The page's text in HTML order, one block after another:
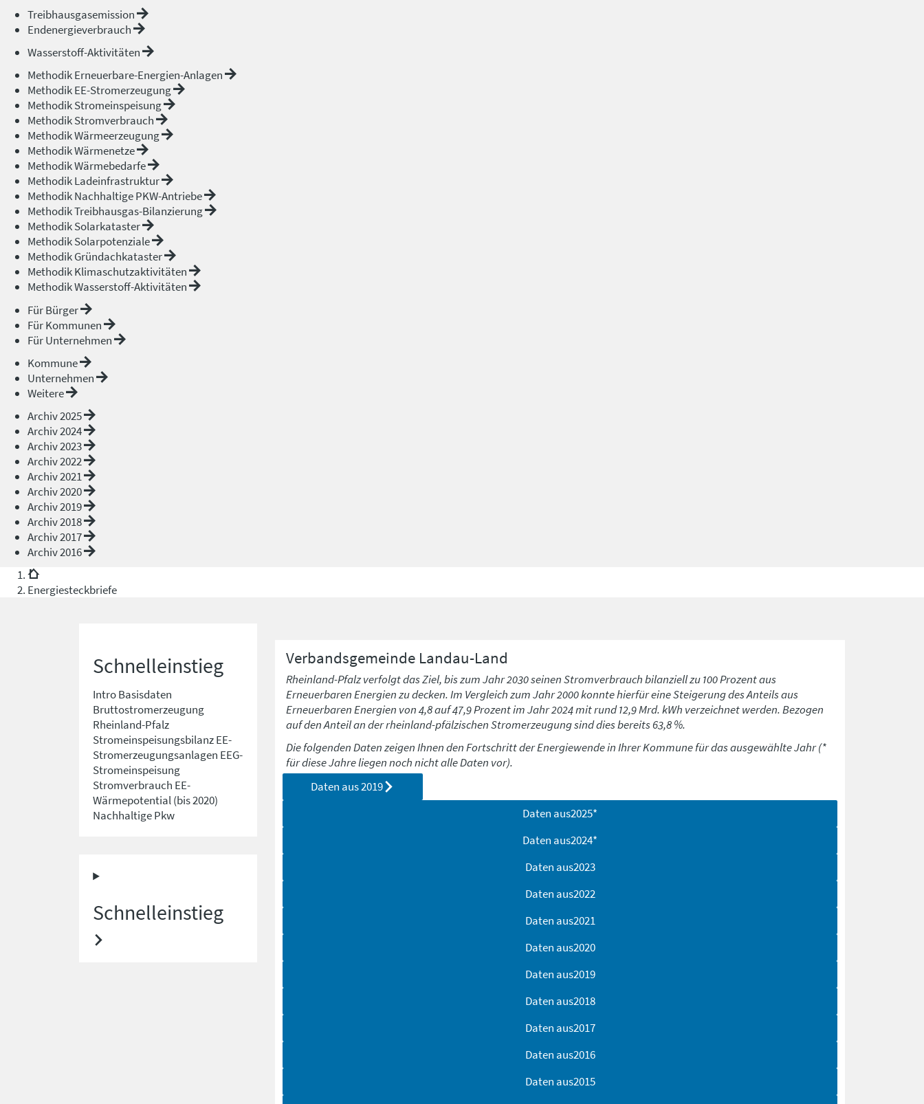
Treibhausgasemission
Endenergieverbrauch
Wasserstoff-Aktivitäten
Methodik Erneuerbare-Energien-Anlagen
Methodik EE-Stromerzeugung
Methodik Stromeinspeisung
Methodik Stromverbrauch
Methodik Wärmeerzeugung
Methodik Wärmenetze
Methodik Wärmebedarfe
Methodik Ladeinfrastruktur
Methodik Nachhaltige PKW-Antriebe
Methodik Treibhausgas-Bilanzierung
Methodik Solarkataster
Methodik Solarpotenziale
Methodik Gründachkataster
Methodik Klimaschutzaktivitäten
Methodik Wasserstoff-Aktivitäten
Für Bürger
Für Kommunen
Für Unternehmen
Kommune
Unternehmen
Weitere
Archiv 2025
Archiv 2024
Archiv 2023
Archiv 2022
Archiv 2021
Archiv 2020
Archiv 2019
Archiv 2018
Archiv 2017
Archiv 2016
Energiesteckbriefe
Schnelleinstieg
IntroBasisdaten
Bruttostromerzeugung
Rheinland-Pfalz
StromeinspeisungsbilanzEE-
Stromerzeugungsanlagen EEG-
Stromeinspeisung
Stromverbrauch EE-
Wärmepotential (bis 2020)
Nachhaltige Pkw
Schnelleinstieg
Verbandsgemeinde Landau-Land
Rheinland-Pfalz verfolgt das Ziel, bis zum Jahr 2030 seinen Stromverbrauch bilanziell zu 100 Prozent aus
Erneuerbaren Energien zu decken. Im Vergleich zum Jahr 2000 konnte hierfür eine Steigerung des Anteils aus
Erneuerbaren Energien von 4,8 auf 47,9 Prozent im Jahr 2024 mit rund 12,9 Mrd. kWh verzeichnet werden. Bezogen
auf den Anteil an der rheinland-pfälzischen Stromerzeugung sind dies bereits 63,8 %.
Die folgenden Daten zeigen Ihnen den Fortschritt der Energiewende in Ihrer Kommune für das ausgewählte Jahr (*
für diese Jahre liegen noch nicht alle Daten vor).
Daten aus2019
Daten aus2025*
Daten aus2024*
Daten aus2023
Daten aus2022
Daten aus2021
Daten aus2020
Daten aus2019
Daten aus2018
Daten aus2017
Daten aus2016
Daten aus2015